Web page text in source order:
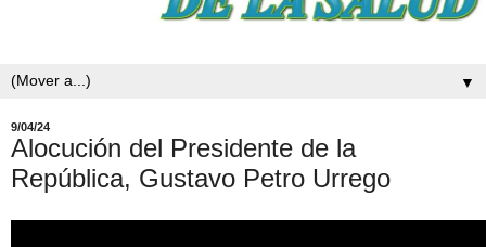
▼
9/04/24
Alocución del Presidente de la
República, Gustavo Petro Urrego